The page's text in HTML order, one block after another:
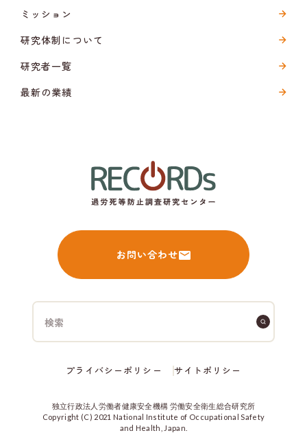
ミッション
研究体制について
研究者一覧
最新の業績
お問い合わせ
プライバシーポリシー サイトポリシー
独立行政法人労働者健康安全機構 労働安全衛生総合研究所
Copyright (C) 2021 National Institute of Occupational Safety
and Health, Japan.